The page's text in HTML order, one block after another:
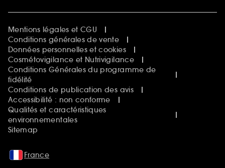
Mentions légales et CGU
Conditions générales de vente
Données personnelles et cookies
Cosmétovigilance et Nutrivigilance
Conditions Générales du programme de
fidélité
Conditions de publication des avis
Accessibilité : non conforme
Qualités et caractéristiques
environnementales
Sitemap
France